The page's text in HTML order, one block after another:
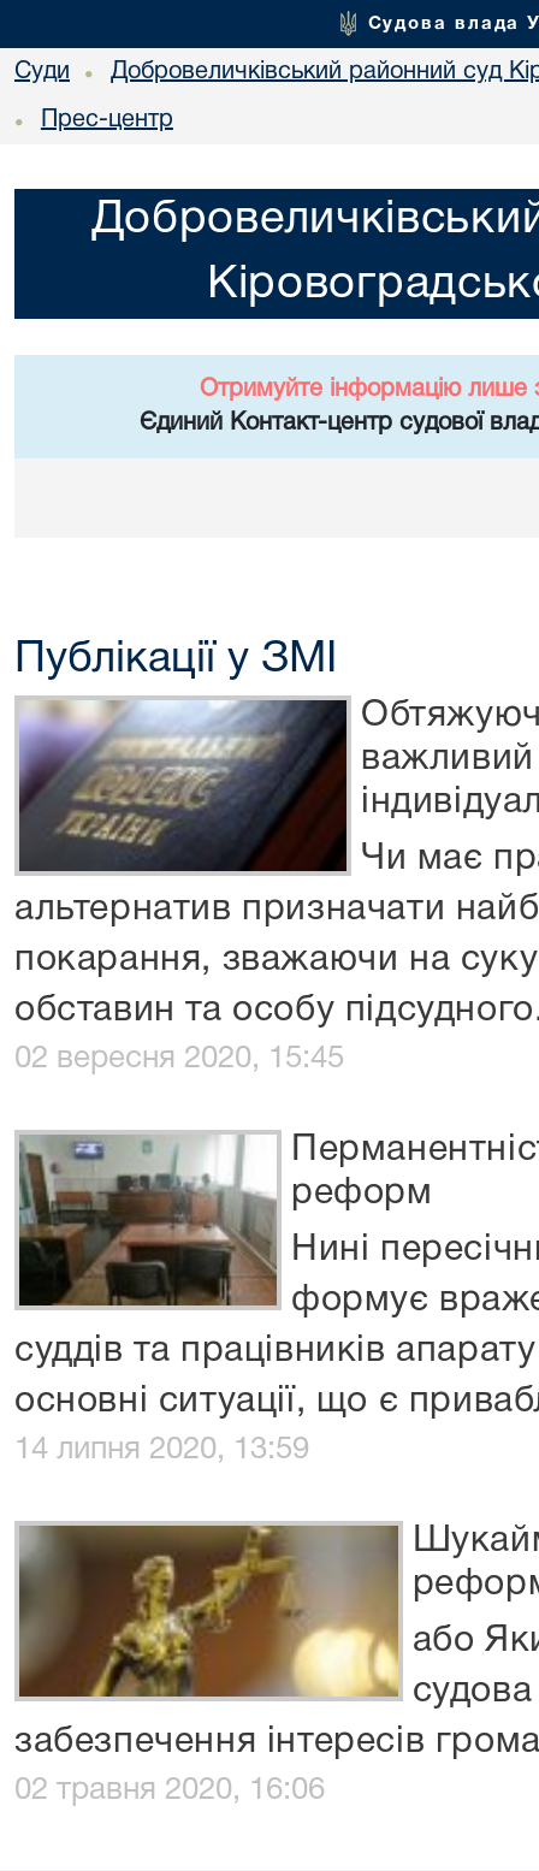
Судова влада
Суди • Добровеличківський районний суд
• Прес-центр
Отримуйте інформацію лише
Єдиний Контакт-центр судової
Публікації у ЗМІ
важливий
Чи має
альтернатив призначати
покарання, зважаючи на
обставин та особу
02 вересня 2020, 15:45
реформ
Нині
формує
суддів та працівників
основні ситуації, що є
14 липня 2020, 13:59
або
забезпечення інтересів
02 травня 2020, 16:06